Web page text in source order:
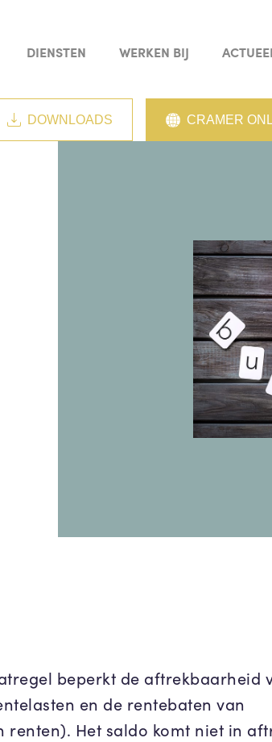
DIENSTEN WERKEN BIJ
DOWNLOADS CRAMER
beperkt de aftrekbaarheid
en de rentebaten van
renten). Het saldo komt niet in